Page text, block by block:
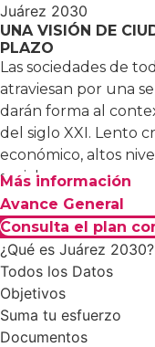
Juárez 2030
UNA VISIÓN DE
PLAZO
Las sociedades de
atraviesan por una
darán forma al
del siglo XXI. Lento
económico, altos
social…
Más información
Avance General
Consulta el plan
¿Qué es Juárez 2030?
Todos los Datos
Objetivos
Suma tu esfuerzo
Documentos